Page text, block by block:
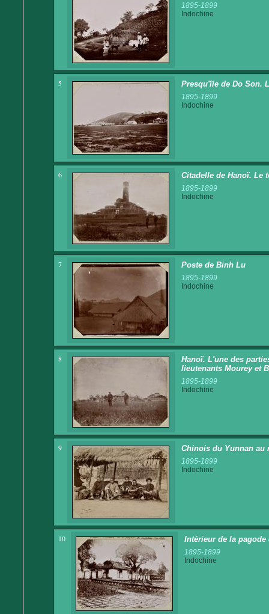
1895-1899
Indochine
5 Presqu'île de Do Son.
1895-1899
Indochine
6 Citadelle de Hanoï. Le
1895-1899
Indochine
7 Poste de Binh Lu
1895-1899
Indochine
8
Hanoï. L'une des
lieutenants Mourey et
1895-1899
Indochine
9 Chinois du Yunnan au
1895-1899
Indochine
10 Intérieur de la
1895-1899
Indochine